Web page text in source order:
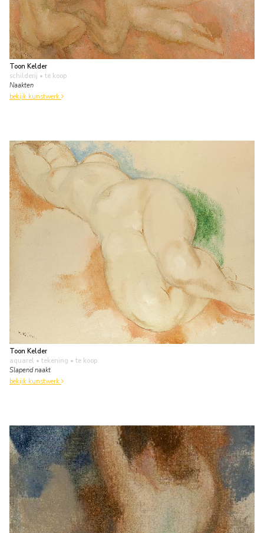
Toon Kelder
schilderij • te koop
Naakten
bekijk kunstwerk
Toon Kelder
aquarel • tekening • te koop
Slapend naakt
bekijk kunstwerk